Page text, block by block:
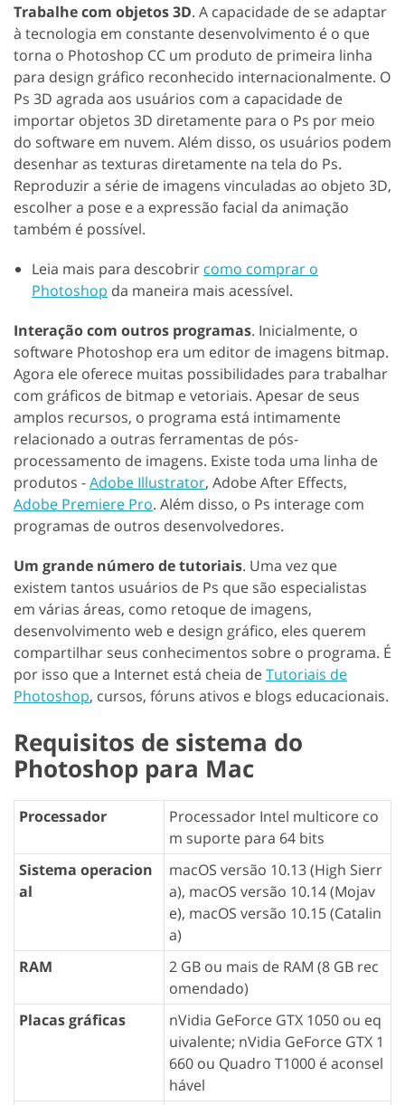
Trabalhe com objetos 3D. A capacidade de se adaptar
à tecnologia em constante desenvolvimento é o que
torna o Photoshop CC um produto de primeira linha
para design gráfico reconhecido internacionalmente. O
Ps 3D agrada aos usuários com a capacidade de
importar objetos 3D diretamente para o Ps por meio
do software em nuvem. Além disso, os usuários podem
desenhar as texturas diretamente na tela do Ps.
Reproduzir a série de imagens vinculadas ao objeto 3D,
escolher a pose e a expressão facial da animação
também é possível.
Leia mais para descobrir como comprar o
Photoshop da maneira mais acessível.
Interação com outros programas. Inicialmente, o
software Photoshop era um editor de imagens bitmap.
Agora ele oferece muitas possibilidades para trabalhar
com gráficos de bitmap e vetoriais. Apesar de seus
amplos recursos, o programa está intimamente
relacionado a outras ferramentas de pós-
processamento de imagens. Existe toda uma linha de
produtos -Adobe Illustrator, Adobe After Effects,
Adobe Premiere Pro. Além disso, o Ps interage com
programas de outros desenvolvedores.
Um grande número de tutoriais. Uma vez que
existem tantos usuários de Ps que são especialistas
em várias áreas, como retoque de imagens,
desenvolvimento web e design gráfico, eles querem
compartilhar seus conhecimentos sobre o programa. É
por isso que a Internet está cheia deTutoriais de
Photoshop, cursos, fóruns ativos e blogs educacionais.
Requisitos de sistema do
Photoshop para Mac
Processador
Processador Intel multicore co
m suporte para 64 bits
Sistema operacion
al
macOS versão 10.13 (High Sierr
a), macOS versão 10.14 (Mojav
e), macOS versão 10.15 (Catalin
a)
RAM
2 GB ou mais de RAM (8 GB rec
omendado)
Placas gráficas
nVidia GeForce GTX 1050 ou eq
uivalente; nVidia GeForce GTX 1
660 ou Quadro T1000 é aconsel
hável